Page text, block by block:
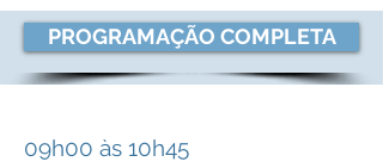
PROGRAMAÇÃO COMPLETA
09h00 às 10h45